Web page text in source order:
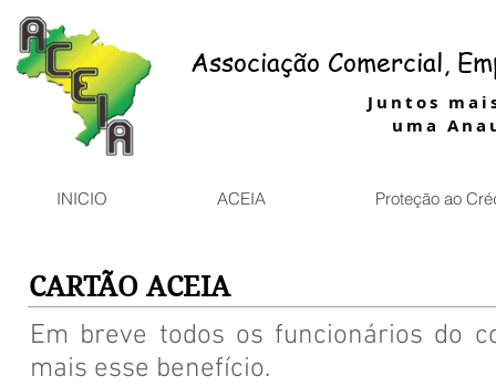
Juntos
uma
Associação Comercial,
INICIO ACEIA Proteção ao
CARTÃO ACEIA
Em breve todos os funcionários do
mais esse benefício.